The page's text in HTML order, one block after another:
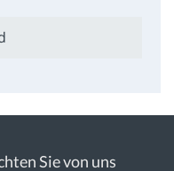
Sie von uns